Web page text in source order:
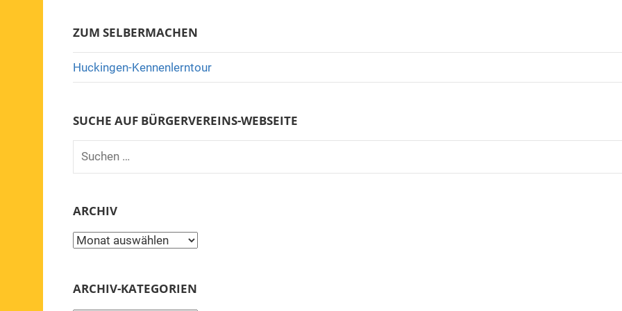
ZUM SELBERMACHEN
Huckingen-Kennenlerntour
SUCHE AUF BÜRGERVEREINS-WEBSEITE
Suchen
ARCHIV
Archiv
ARCHIV-KATEGORIEN